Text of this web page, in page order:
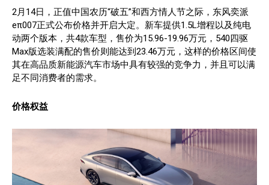
2月14日，正值中国农历“破五”和西方情人节之际，东风奕派
eπ007正式公布价格并开启大定。新车提供1.5L增程以及纯电
动两个版本，共4款车型，售价为15.96-19.96万元，540四驱
Max版选装满配的售价则能达到23.46万元，这样的价格区间使
其在高品质新能源汽车市场中具有较强的竞争力，并且可以满
足不同消费者的需求。
价格权益